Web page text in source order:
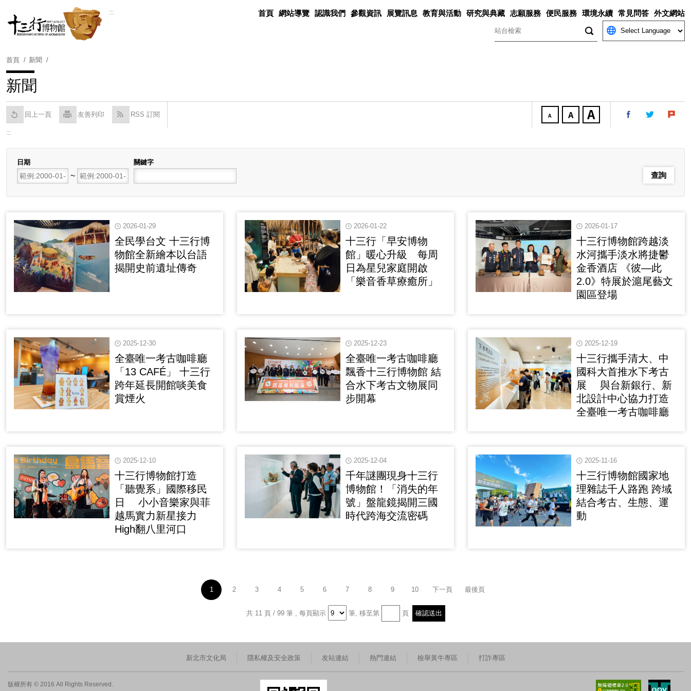
::: 首頁 網站導覽 認識我們 參觀資訊 展覽訊息 教育與活動 研究與典藏 志願服務 便民服務 環境永續 常見問答 外文網站
Powered by
首頁 新聞
新聞
回上一頁 友善列印 RSS 訂閱
:::
日期
開始日期
~
關鍵字
2026-01-29
全民學台文 十三行博
物館全新繪本以台語
揭開史前遺址傳奇
2026-01-22
十三行「早安博物
館」暖心升級 每周
日為星兒家庭開啟
「樂音香草療癒所」
2026-01-17
十三行博物館跨越淡
水河攜手淡水將捷鬱
金香酒店 《彼—此
2.0》特展於滬尾藝文
園區登場
2025-12-30
全臺唯一考古咖啡廳
「13 CAFÉ」 十三行
跨年延長開館啖美食
賞煙火
2025-12-23
全臺唯一考古咖啡廳
飄香十三行博物館 結
合水下考古文物展同
步開幕
2025-12-19
十三行攜手清大、中
國科大首推水下考古
展 與台新銀行、新
北設計中心協力打造
全臺唯一考古咖啡廳
2025-12-10
十三行博物館打造
「聽覺系」國際移民
日 小小音樂家與菲
越馬實力新星接力
High翻八里河口
2025-12-04
千年謎團現身十三行
博物館！「消失的年
號」盤龍鏡揭開三國
時代跨海交流密碼
2025-11-16
十三行博物館國家地
理雜誌千人路跑 跨域
結合考古、生態、運
動
1 2 3 4 5 6 7 8 9 10 下一頁 最後頁
共 11 頁 / 99 筆 , 每頁顯示 筆, 移至第 頁
新北市文化局 隱私權及安全政策 友站連結 熱門連結 檢舉黃牛專區 打詐專區
版權所有 © 2016 All Rights Reserved.